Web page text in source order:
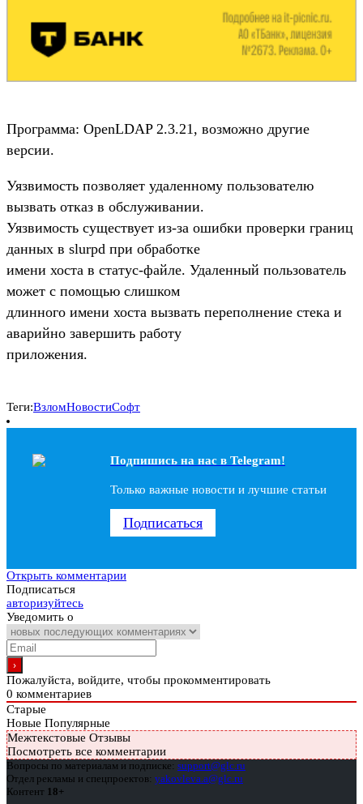
Программа: OpenLDAP 2.3.21, возможно другие
версии.
Уязвимость позволяет удаленному пользователю
вызвать отказ в обслуживании.
Уязвимость существует из-за ошибки проверки границ
данных в slurpd при обработке
имени хоста в статус-файле. Удаленный пользователь
может с помощью слишком
длинного имени хоста вызвать переполнение стека и
аварийно завершить работу
приложения.
Теги:ВзломНовостиСофт
Подпишись на наc в Telegram!
Только важные новости и лучшие статьи
Подписаться
Открыть комментарии
Подписаться
авторизуйтесь
Уведомить о
Пожалуйста, войдите, чтобы прокомментировать
0 комментариев
Старые
Новые Популярные
Межтекстовые Отзывы
Посмотреть все комментарии
Вопросы по материалам и подписке: support@glc.ru
Отдел рекламы и спецпроектов: yakovleva.a@glc.ru
Контент 18+